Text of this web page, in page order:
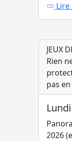
JEUX
Rien
pas
2026